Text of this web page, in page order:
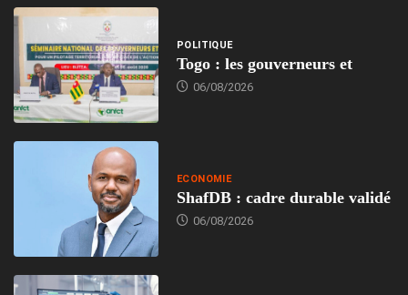
POLITIQUE
Togo : les gouverneurs et
06/08/2026
ECONOMIE
ShafDB : cadre durable validé
06/08/2026